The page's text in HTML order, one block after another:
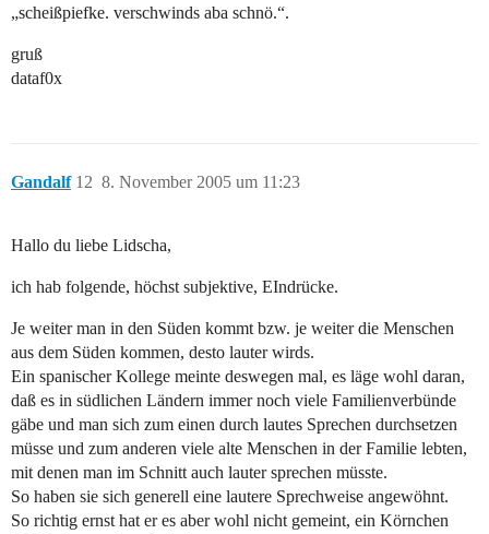
„scheißpiefke. verschwinds aba schnö.“.
gruß
dataf0x
Gandalf 8. November 2005 um 11:23
12
Hallo du liebe Lidscha,
ich hab folgende, höchst subjektive, EIndrücke.
Je weiter man in den Süden kommt bzw. je weiter die Menschen
aus dem Süden kommen, desto lauter wirds.
Ein spanischer Kollege meinte deswegen mal, es läge wohl daran,
daß es in südlichen Ländern immer noch viele Familienverbünde
gäbe und man sich zum einen durch lautes Sprechen durchsetzen
müsse und zum anderen viele alte Menschen in der Familie lebten,
mit denen man im Schnitt auch lauter sprechen müsste.
So haben sie sich generell eine lautere Sprechweise angewöhnt.
So richtig ernst hat er es aber wohl nicht gemeint, ein Körnchen